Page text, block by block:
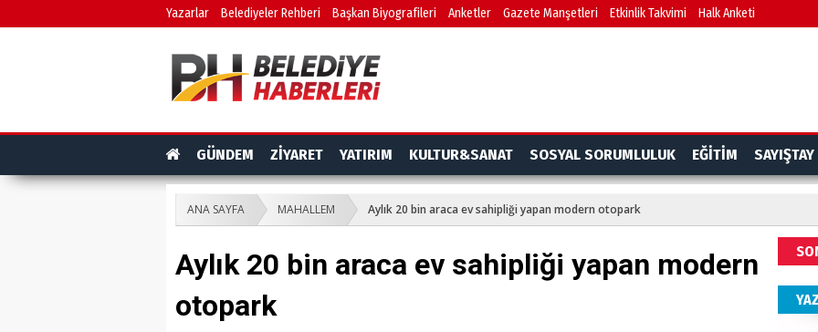
Yazarlar Belediyeler Rehberi Başkan Biyografileri Anketler Gazete Manşetleri Etkinlik Takvimi Halk Anketi
GÜNDEM ZİYARET YATIRIM KULTUR&SANAT SOSYAL SORUMLULUK EĞİTİM SAYIŞTAY
ANA SAYFA MAHALLEM Aylık 20 bin araca ev sahipliği yapan modern otopark
Aylık 20 bin araca ev sahipliği yapan modern
otopark